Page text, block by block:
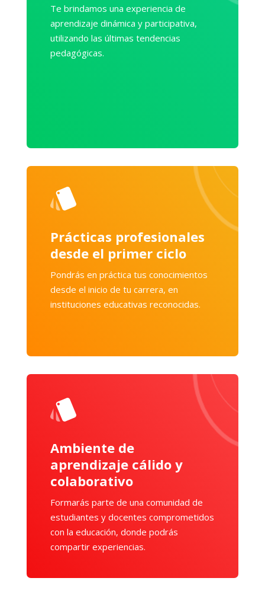
Te brindamos una experiencia de
aprendizaje dinámica y participativa,
utilizando las últimas tendencias
pedagógicas.
Prácticas profesionales
desde el primer ciclo
Pondrás en práctica tus conocimientos
desde el inicio de tu carrera, en
instituciones educativas reconocidas.
Ambiente de
aprendizaje cálido y
colaborativo
Formarás parte de una comunidad de
estudiantes y docentes comprometidos
con la educación, donde podrás
compartir experiencias.